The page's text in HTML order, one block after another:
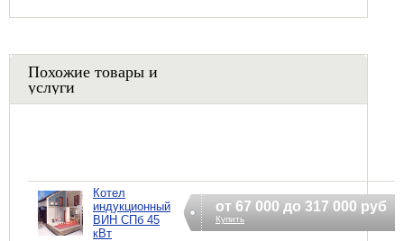
Похожие товары и
услуги
Котел
индукционный
ВИН СПб 45
кВт
от 67 000 до 317 000 руб
Купить